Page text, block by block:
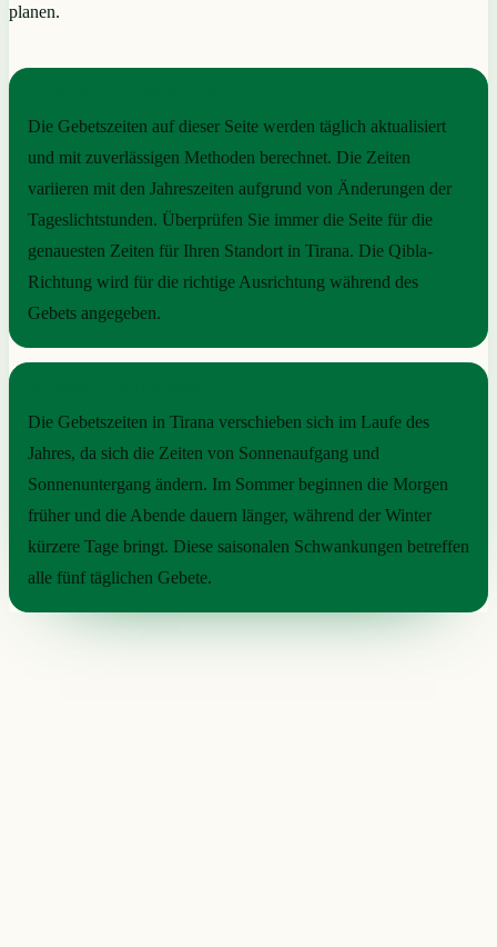
planen.
Die Gebetszeiten auf dieser Seite werden täglich aktualisiert
und mit zuverlässigen Methoden berechnet. Die Zeiten
variieren mit den Jahreszeiten aufgrund von Änderungen der
Tageslichtstunden. Überprüfen Sie immer die Seite für die
genauesten Zeiten für Ihren Standort in Tirana. Die Qibla-
Richtung wird für die richtige Ausrichtung während des
Gebets angegeben.
Die Gebetszeiten in Tirana verschieben sich im Laufe des
Jahres, da sich die Zeiten von Sonnenaufgang und
Sonnenuntergang ändern. Im Sommer beginnen die Morgen
früher und die Abende dauern länger, während der Winter
kürzere Tage bringt. Diese saisonalen Schwankungen betreffen
alle fünf täglichen Gebete.